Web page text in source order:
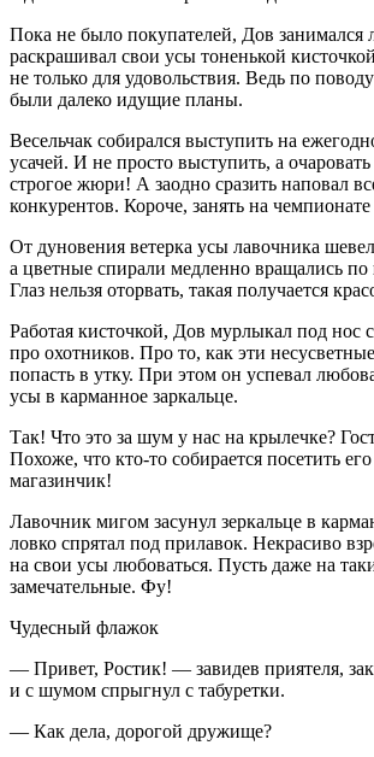
Пока не было покупателей, Дов
раскрашивал свои усы тоненькой
не только для удовольствия. Ведь по
были далеко идущие планы.
Весельчак собирался выступить на
усачей. И не просто выступить, а
строгое жюри! А заодно сразить наповал
конкурентов. Короче, занять на
От дуновения ветерка усы лавочника
а цветные спирали медленно вращались по
Глаз нельзя оторвать, такая получается
Работая кисточкой, Дов мурлыкал под нос
про охотников. Про то, как эти
попасть в утку. При этом он успевал
усы в карманное заркальце.
Так! Что это за шум у нас на крылечке?
Похоже, что кто-то собирается посетить
магазинчик!
Лавочник мигом засунул зеркальце в
ловко спрятал под прилавок. Некрасиво
на свои усы любоваться. Пусть даже на
замечательные. Фу!
Чудесный флажок
— Привет, Ростик! — завидев приятеля,
и с шумом спрыгнул с табуретки.
— Как дела, дорогой дружище?